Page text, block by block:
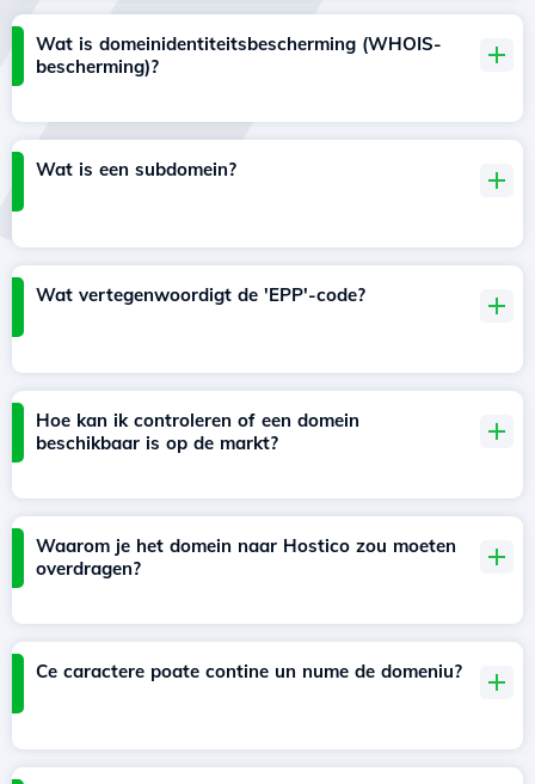
Wat is domeinidentiteitsbescherming (WHOIS-
bescherming)?
Wat is een subdomein?
Wat vertegenwoordigt de 'EPP'-code?
Hoe kan ik controleren of een domein
beschikbaar is op de markt?
Waarom je het domein naar Hostico zou moeten
overdragen?
Ce caractere poate contine un nume de domeniu?